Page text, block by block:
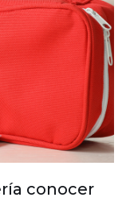
conocer